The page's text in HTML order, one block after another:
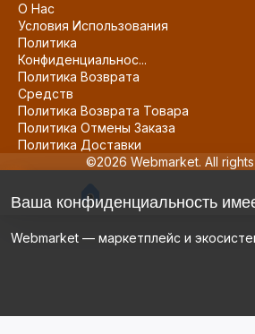
О Нас
Условия Использования
Политика
Конфиденциальнос...
Политика Возврата
Средств
Политика Возврата Товара
Политика Отмены Заказа
Политика Доставки
©2026 Webmarket. All
Ваша конфиденциальность
Webmarket — маркетплейс и